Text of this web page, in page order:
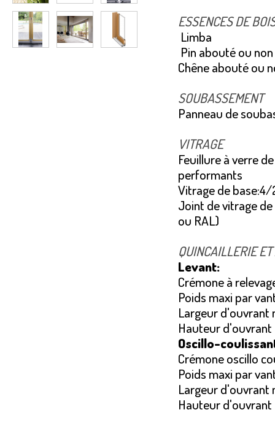
ESSENCES DE
Limba
Pin abouté ou
Chêne abouté ou
SOUBASSEMENT
Panneau de
VITRAGE
Feuillure à verre
performants
Vitrage de
Joint de vitrage
ou RAL)
QUINCAILLERIE
Levant:
Crémone à
Poids maxi par
Largeur d'ouvrant
Hauteur
Oscillo-
Crémone oscillo
Poids maxi par
Largeur d'ouvrant
Hauteur